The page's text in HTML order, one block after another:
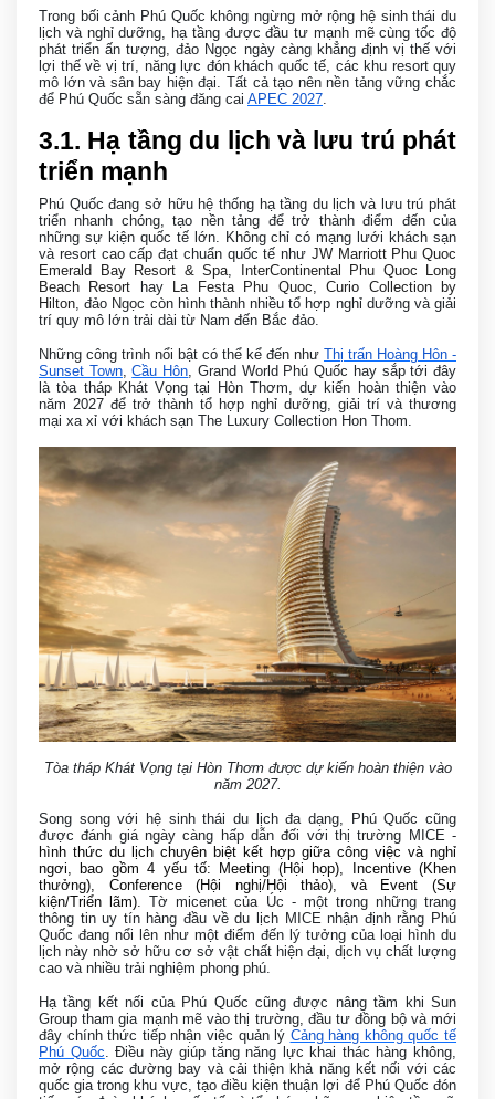
Trong bối cảnh Phú Quốc không ngừng mở rộng hệ sinh thái du
lịch và nghỉ dưỡng, hạ tầng được đầu tư mạnh mẽ cùng tốc độ
phát triển ấn tượng, đảo Ngọc ngày càng khẳng định vị thế với
lợi thế về vị trí, năng lực đón khách quốc tế, các khu resort quy
mô lớn và sân bay hiện đại. Tất cả tạo nên nền tảng vững chắc
để Phú Quốc sẵn sàng đăng cai APEC 2027.
3.1. Hạ tầng du lịch và lưu trú phát
triển mạnh
Phú Quốc đang sở hữu hệ thống hạ tầng du lịch và lưu trú phát
triển nhanh chóng, tạo nền tảng để trở thành điểm đến của
những sự kiện quốc tế lớn. Không chỉ có mạng lưới khách sạn
và resort cao cấp đạt chuẩn quốc tế như JW Marriott Phu Quoc
Emerald Bay Resort & Spa,
InterContinental Phu Quoc Long
Beach Resort
hay
La Festa Phu Quoc, Curio Collection by
Hilton, đảo Ngọc còn hình thành nhiều tổ hợp nghỉ dưỡng và giải
trí quy mô lớn trải dài từ Nam đến Bắc đảo.
Những công trình nổi bật có thể kể đến như Thị trấn Hoàng Hôn -
Sunset Town,Cầu Hôn, Grand World Phú Quốc hay sắp tới đây
là tòa tháp Khát Vọng tại Hòn Thơm, dự kiến hoàn thiện vào
năm 2027 để trở thành tổ hợp nghỉ dưỡng, giải trí và thương
mại xa xỉ với khách sạn The Luxury Collection Hon Thom.
Tòa tháp Khát Vọng tại Hòn Thơm được dự kiến hoàn thiện vào
năm 2027.
Song song với hệ sinh thái du lịch đa dạng, Phú Quốc cũng
được đánh giá ngày càng hấp dẫn đối với thị trường MICE -
hình thức du lịch chuyên biệt kết hợp giữa công việc và nghỉ
ngơi, bao gồm 4 yếu tố: Meeting (Hội họp), Incentive (Khen
thưởng), Conference (Hội nghị/Hội thảo), và Event (Sự
kiện/Triển lãm). Tờ micenet của Úc - một trong những trang
thông tin uy tín hàng đầu về du lịch MICE nhận định rằng Phú
Quốc đang nổi lên như một điểm đến lý tưởng của loại hình du
lịch này nhờ sở hữu cơ sở vật chất hiện đại, dịch vụ chất lượng
cao và nhiều trải nghiệm phong phú.
Hạ tầng kết nối của Phú Quốc cũng được nâng tầm khi Sun
Group tham gia mạnh mẽ vào thị trường, đầu tư đồng bộ và mới
đây chính thức tiếp nhận việc quản lý Cảng hàng không quốc tế
Phú Quốc. Điều này giúp tăng năng lực khai thác hàng không,
mở rộng các đường bay và cải thiện khả năng kết nối với các
quốc gia trong khu vực, tạo điều kiện thuận lợi để Phú Quốc đón